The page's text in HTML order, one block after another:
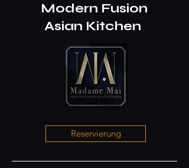
Modern Fusion
Asian Kitchen
Reservierung